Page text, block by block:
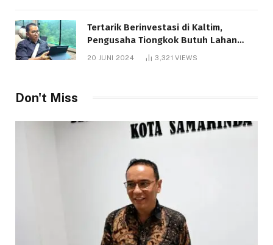
Tertarik Berinvestasi di Kaltim,
Pengusaha Tiongkok Butuh Lahan
20 JUNI 2024 3,321VIEWS
Don't Miss